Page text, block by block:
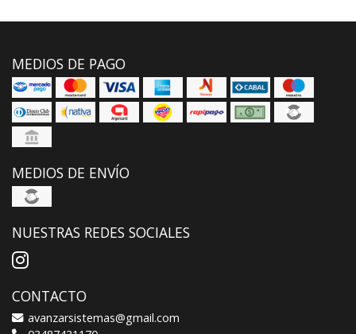
MEDIOS DE PAGO
MEDIOS DE ENVÍO
NUESTRAS REDES SOCIALES
CONTACTO
avanzarsistemas@gmail.com